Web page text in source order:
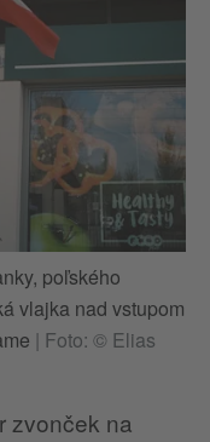
poľského
vlajka nad vstupom
| Foto: © Elias
zvonček na